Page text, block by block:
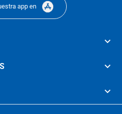
app en